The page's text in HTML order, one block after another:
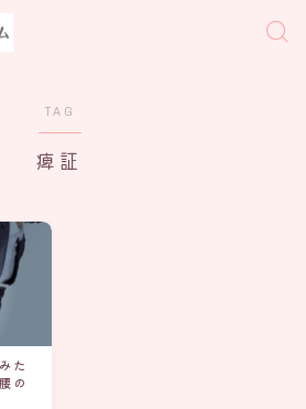
TAG
痺証
た
の